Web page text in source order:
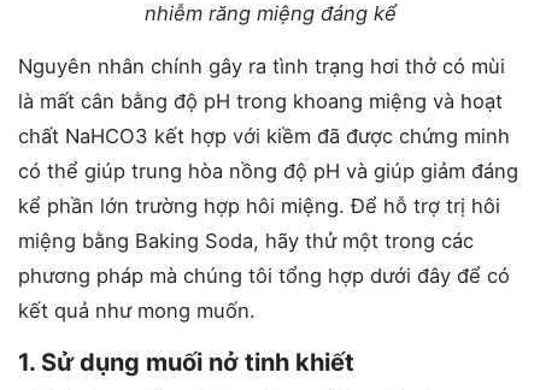
nhiễm răng miệng đáng kể
Nguyên nhân chính gây ra tình trạng hơi thở có mùi
là mất cân bằng độ pH trong khoang miệng và hoạt
chất NaHCO3 kết hợp với kiềm đã được chứng minh
có thể giúp trung hòa nồng độ pH và giúp giảm đáng
kể phần lớn trường hợp hôi miệng. Để hỗ trợ trị hôi
miệng bằng Baking Soda, hãy thử một trong các
phương pháp mà chúng tôi tổng hợp dưới đây để có
kết quả như mong muốn.
1. Sử dụng muối nở tinh khiết